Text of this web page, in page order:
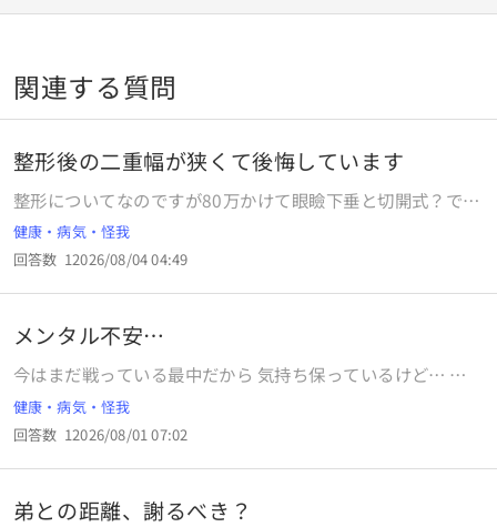
関連する質問
整形後の二重幅が狭くて後悔しています
整形についてなのですが80万かけて眼瞼下垂と切開式？で二
重整形をしました。 平行にしたいということと幅広めがいい
という話をしていたのですが結果的に左右差と幅の狭さが少
し出てしまうと言われました。 今半年がたち最終経過みたい
な感じなんですが整形前より幅が狭くなり切開なので取り返
悔しています。 いい所？をいうと眼瞼下垂のお陰で目のデカ
さはデカくなった気がするのですが二重幅が埋まっているし
左右差も少しあるし（それいいんですが）何より整形前より
幅が狭くなったのが許せなくて悲しいです。評価のいい人だ
ったので期待しすぎてたんですかね😭 この場合修正ってして
健康・病気・怪我
回答数 12026/08/04 04:49
メンタル不安…
今はまだ戦っている最中だから 気持ち保っているけど… 結
果が出た後… 気持ちがプツッと… やばいな… こんなん、メ
ンタル壊れてますよね… 自暴自棄になっているだけかも、や
けど…
健康・病気・怪我
回答数 12026/08/01 07:02
弟との距離、謝るべき？